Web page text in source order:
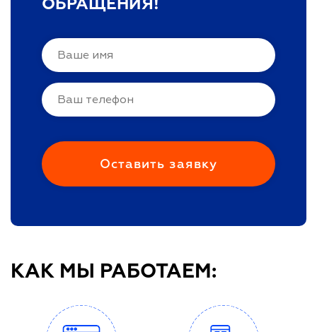
ОБРАЩЕНИЯ!
КАК МЫ РАБОТАЕМ: